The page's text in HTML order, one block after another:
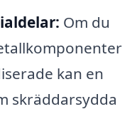
Om du
kan en
skräddarsydda